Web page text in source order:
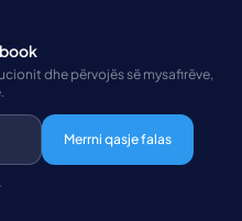
dhe përvojës së mysafirëve,
Merrni qasje falas